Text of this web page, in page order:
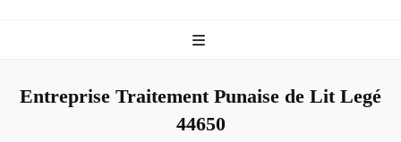
– Info
Entreprise Traitement Punaise de Lit Legé
44650